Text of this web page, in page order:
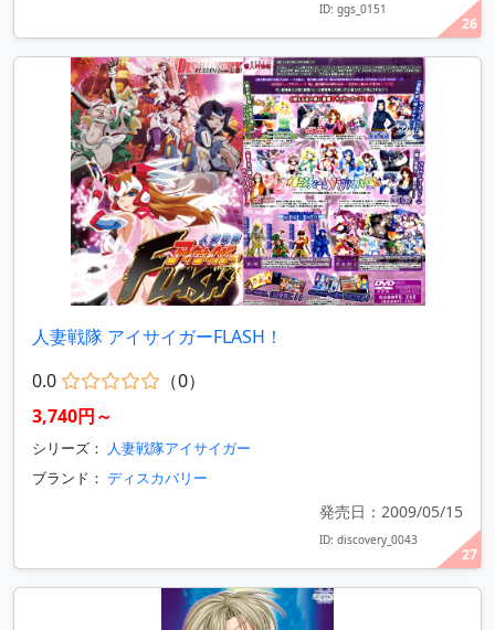
26
ID: ggs_0151
27
人妻戦隊 アイサイガーFLASH！
0.0
（0）
3,740円～
シリーズ： 人妻戦隊アイサイガー
ブランド： ディスカバリー
発売日：2009/05/15
ID: discovery_0043